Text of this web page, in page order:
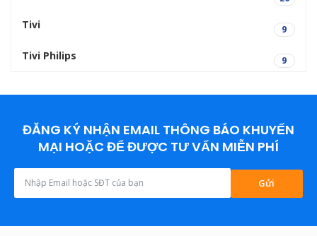
Tivi 9
Tivi Philips 9
ĐĂNG KÝ NHẬN EMAIL THÔNG BÁO KHUYẾN
MẠI HOẶC ĐỂ ĐƯỢC TƯ VẤN MIỄN PHÍ
Gửi